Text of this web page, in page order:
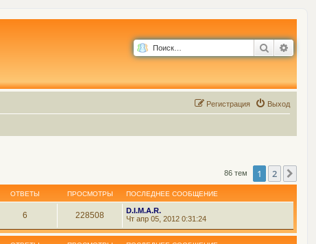
Поиск
Выход
Регистрация
86 тем 1 2
ОТВЕТЫ ПРОСМОТРЫ ПОСЛЕДНЕЕ СООБЩЕНИЕ
6 228508
D.I.M.A.R.
Чт апр 05, 2012 0:31:24